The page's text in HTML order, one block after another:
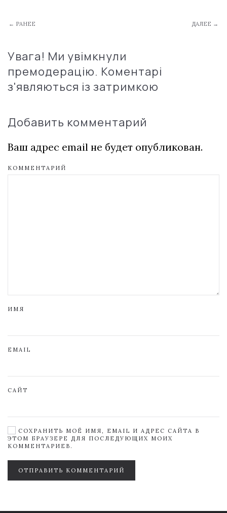
← РАНЕЕ ДАЛЕЕ →
Увага! Ми увімкнули
премодерацію. Коментарі
з'являються із затримкою
Добавить комментарий
Ваш адрес email не будет опубликован.
КОММЕНТАРИЙ
ИМЯ
EMAIL
САЙТ
СОХРАНИТЬ МОЁ ИМЯ, EMAIL И АДРЕС САЙТА В
ЭТОМ БРАУЗЕРЕ ДЛЯ ПОСЛЕДУЮЩИХ МОИХ
КОММЕНТАРИЕВ.
ОТПРАВИТЬ КОММЕНТАРИЙ